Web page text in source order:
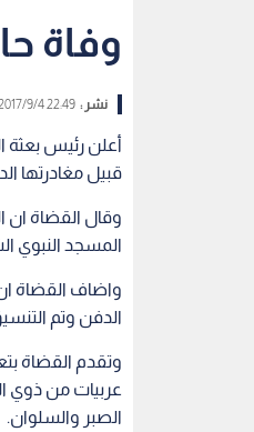
وفاة
نشر :22:49 2017/9/4
قبيل مغادرتها
وقال القضاة ان
المسجد النبوي
واضاف القضاة ان
الدفن وتم
وتقدم القضاة
عربيات من ذوي
الصبر والسلوان.